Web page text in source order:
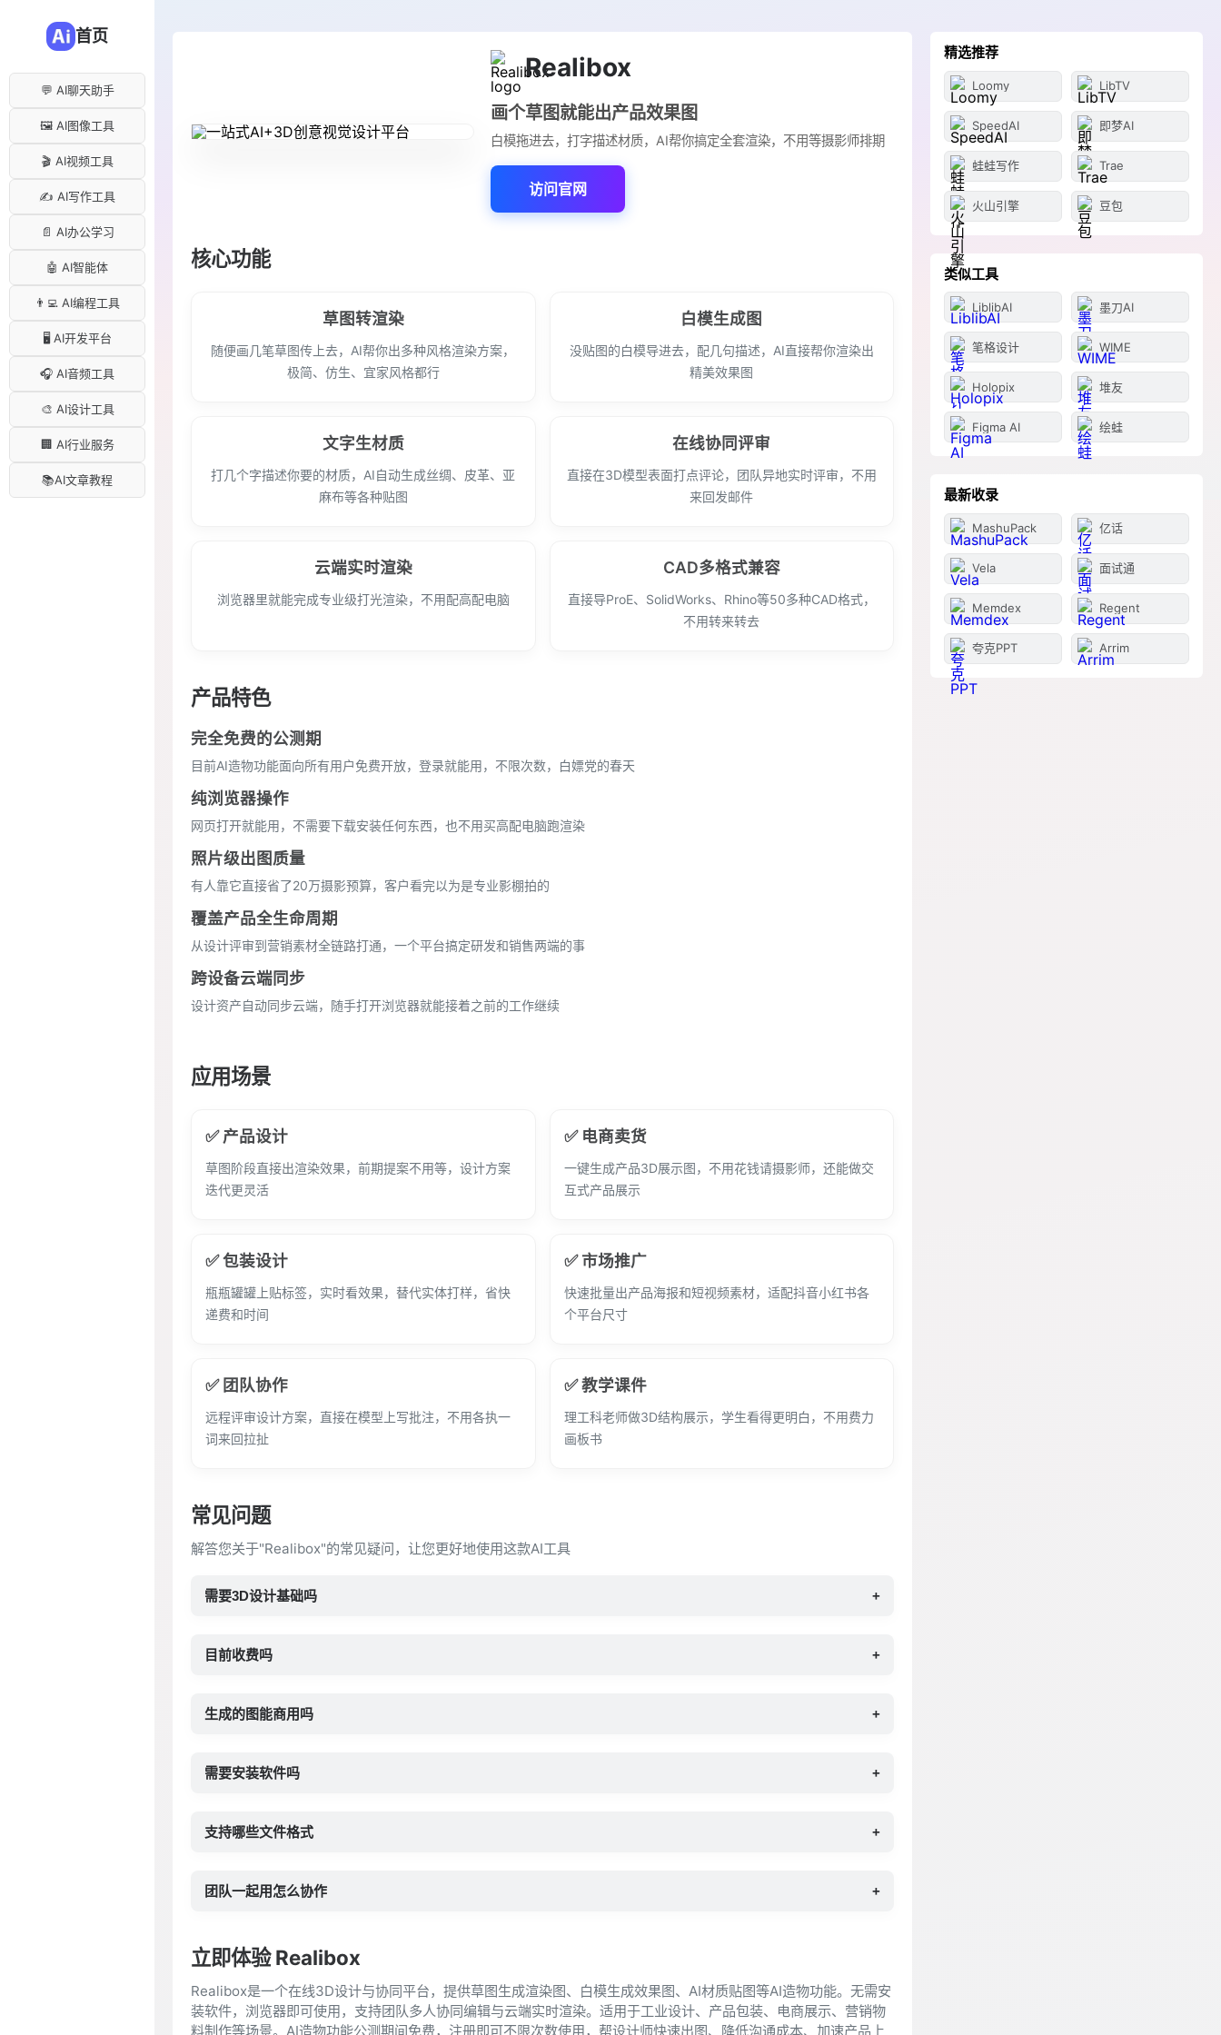
首页
💬 AI聊天助手
🖼️ AI图像工具
🎬 AI视频工具
✍️ AI写作工具
📄 AI办公学习
🤖 AI智能体
👨‍💻 AI编程工具
🖥️ AI开发平台
🎧 AI音频工具
🎨 AI设计工具
🏢 AI行业服务
📚AI文章教程
Realibox
画个草图就能出产品效果图
白模拖进去，打字描述材质，AI帮你搞定全套渲染，不用等摄影师排期
访问官网
核心功能
草图转渲染
随便画几笔草图传上去，AI帮你出多种风格渲染方案，
极简、仿生、宜家风格都行
白模生成图
没贴图的白模导进去，配几句描述，AI直接帮你渲染出
精美效果图
文字生材质
打几个字描述你要的材质，AI自动生成丝绸、皮革、亚
麻布等各种贴图
在线协同评审
直接在3D模型表面打点评论，团队异地实时评审，不用
来回发邮件
云端实时渲染
浏览器里就能完成专业级打光渲染，不用配高配电脑
CAD多格式兼容
直接导ProE、SolidWorks、Rhino等50多种CAD格式，
不用转来转去
产品特色
完全免费的公测期
目前AI造物功能面向所有用户免费开放，登录就能用，不限次数，白嫖党的春天
纯浏览器操作
网页打开就能用，不需要下载安装任何东西，也不用买高配电脑跑渲染
照片级出图质量
有人靠它直接省了20万摄影预算，客户看完以为是专业影棚拍的
覆盖产品全生命周期
从设计评审到营销素材全链路打通，一个平台搞定研发和销售两端的事
跨设备云端同步
设计资产自动同步云端，随手打开浏览器就能接着之前的工作继续
应用场景
✅ 产品设计
草图阶段直接出渲染效果，前期提案不用等，设计方案
迭代更灵活
✅ 电商卖货
一键生成产品3D展示图，不用花钱请摄影师，还能做交
互式产品展示
✅ 包装设计
瓶瓶罐罐上贴标签，实时看效果，替代实体打样，省快
递费和时间
✅ 市场推广
快速批量出产品海报和短视频素材，适配抖音小红书各
个平台尺寸
✅ 团队协作
远程评审设计方案，直接在模型上写批注，不用各执一
词来回拉扯
✅ 教学课件
理工科老师做3D结构展示，学生看得更明白，不用费力
画板书
常见问题
解答您关于"Realibox"的常见疑问，让您更好地使用这款AI工具
需要3D设计基础吗 +
目前收费吗 +
生成的图能商用吗 +
需要安装软件吗 +
支持哪些文件格式 +
团队一起用怎么协作 +
立即体验 Realibox
Realibox是一个在线3D设计与协同平台，提供草图生成渲染图、白模生成效果图、AI材质贴图等AI造物功能。无需安
装软件，浏览器即可使用，支持团队多人协同编辑与云端实时渲染。适用于工业设计、产品包装、电商展示、营销物
料制作等场景。AI造物功能公测期间免费，注册即可不限次数使用，帮设计师快速出图、降低沟通成本、加速产品上
精选推荐
Loomy LibTV
SpeedAI 即梦AI
蛙蛙写作 Trae
火山引擎 豆包
类似工具
LiblibAI 墨刀AI
笔格设计 WIME
Holopix 堆友
Figma AI 绘蛙
最新收录
MashuPack 亿话
Vela 面试通
Memdex Regent
夸克PPT Arrim